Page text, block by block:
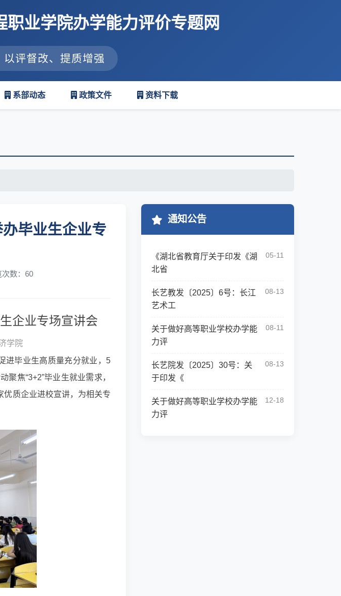
职业学院办学能力评价专题网
评督改、提质增强
系部动态 政策文件 资料下载
毕业生企业专
次数：60
企业专场宣讲会
学院
进毕业生高质量充分就业，5
聚焦“3+2”毕业生就业需求，
优质企业进校宣讲，为相关专
通知公告
《湖北省教育厅关于印发《湖
北省
05-11
长艺教发〔2025〕6号：长江
艺术工
08-13
关于做好高等职业学校办学能
力评
08-11
长艺院发〔2025〕30号：关
于印发《
08-13
关于做好高等职业学校办学能
力评
12-18